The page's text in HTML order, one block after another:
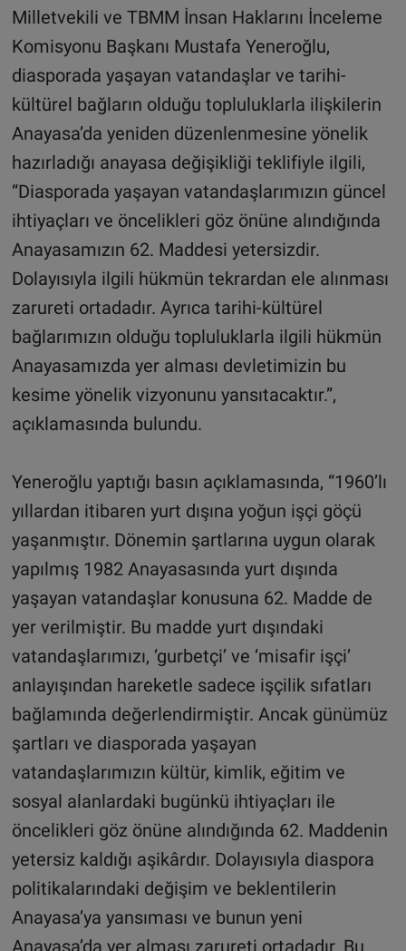
Milletvekili ve TBMM İnsan Haklarını İnceleme
Komisyonu Başkanı Mustafa Yeneroğlu,
diasporada yaşayan vatandaşlar ve tarihi-
kültürel bağların olduğu topluluklarla ilişkilerin
Anayasa’da yeniden düzenlenmesine yönelik
hazırladığı anayasa değişikliği teklifiyle ilgili,
“Diasporada yaşayan vatandaşlarımızın güncel
ihtiyaçları ve öncelikleri göz önüne alındığında
Anayasamızın 62. Maddesi yetersizdir.
Dolayısıyla ilgili hükmün tekrardan ele alınması
zarureti ortadadır. Ayrıca tarihi-kültürel
bağlarımızın olduğu topluluklarla ilgili hükmün
Anayasamızda yer alması devletimizin bu
kesime yönelik vizyonunu yansıtacaktır.”,
açıklamasında bulundu.
Yeneroğlu yaptığı basın açıklamasında, “1960’lı
yıllardan itibaren yurt dışına yoğun işçi göçü
yaşanmıştır. Dönemin şartlarına uygun olarak
yapılmış 1982 Anayasasında yurt dışında
yaşayan vatandaşlar konusuna 62. Madde de
yer verilmiştir. Bu madde yurt dışındaki
vatandaşlarımızı, ‘gurbetçi’ ve ‘misafir işçi’
anlayışından hareketle sadece işçilik sıfatları
bağlamında değerlendirmiştir. Ancak günümüz
şartları ve diasporada yaşayan
vatandaşlarımızın kültür, kimlik, eğitim ve
sosyal alanlardaki bugünkü ihtiyaçları ile
öncelikleri göz önüne alındığında 62. Maddenin
yetersiz kaldığı aşikârdır. Dolayısıyla diaspora
politikalarındaki değişim ve beklentilerin
Anayasa’ya yansıması ve bunun yeni
Anayasa’da yer alması zarureti ortadadır. Bu